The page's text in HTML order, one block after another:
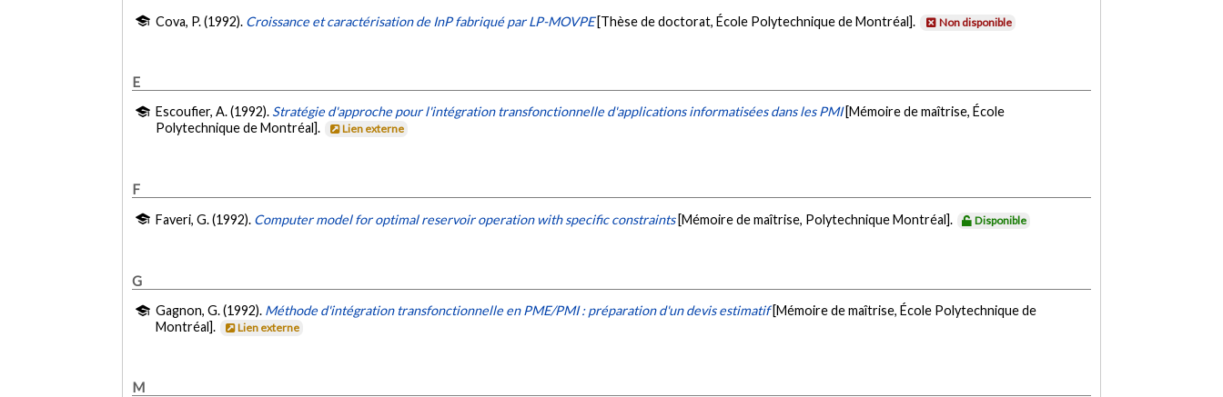
Cova, P. (1992). Croissance et caractérisation de InP fabriqué par LP-MOVPE [Thèse de doctorat, École Polytechnique de Montréal]. Non disponible
E
Escoufier, A. (1992). Stratégie d'approche pour l'intégration transfonctionnelle d'applications informatisées dans les PMI [Mémoire de maîtrise, École
Polytechnique de Montréal].
Lien externe
F
Faveri, G. (1992). Computer model for optimal reservoir operation with specific constraints [Mémoire de maîtrise, Polytechnique Montréal]. Disponible
G
Gagnon, G. (1992). Méthode d'intégration transfonctionnelle en PME/PMI : préparation d'un devis estimatif [Mémoire de maîtrise, École Polytechnique de
Montréal].
Lien externe
M